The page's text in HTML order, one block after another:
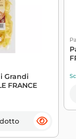
Grandi
FRANCE